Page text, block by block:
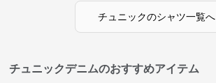
チュニックのシャツ一覧へ
チュニックデニムのおすすめアイテム